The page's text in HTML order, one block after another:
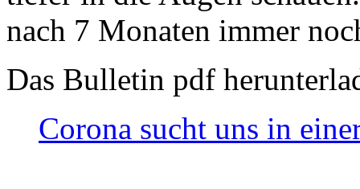
nach 7 Monaten immer
Das Bulletin pdf
Corona sucht uns in